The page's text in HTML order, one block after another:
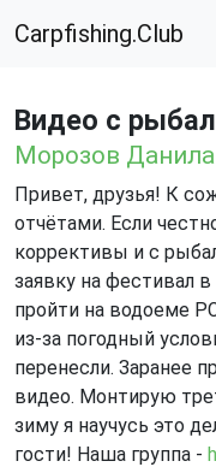
Carpfishing.Club
Видео с
Морозов Данила
Привет, друзья! К
отчётами. Если
коррективы и с
заявку на фестивал
пройти на водоеме
из-за погодный
перенесли. Заранее
видео. Монтирую
зиму я научусь это
гости! Наша группа -